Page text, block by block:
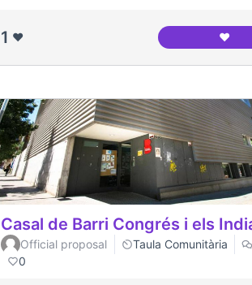
1 ❤️ ❤️Unió
Casal de Barri Congrés i els
Official proposal Taula Comunitària
0